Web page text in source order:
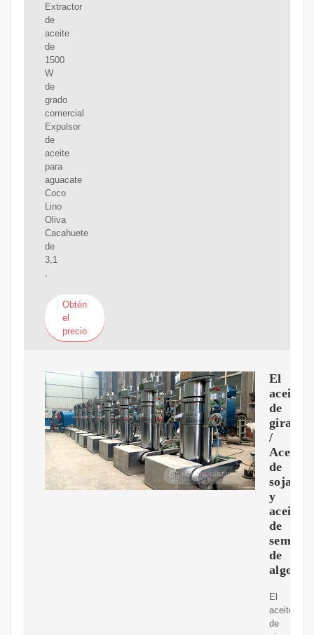
Extractor
de
aceite
de
1500
W
de
grado
comercial
Expulsor
de
aceite
para
aguacate
Coco
Lino
Oliva
Cacahuete
de
3,1
,
Obtén
el
precio
El
aceite
de
girasol
/
Aceite
de
soja
y
aceite
de
semilla
de
algodón
El
aceite
de